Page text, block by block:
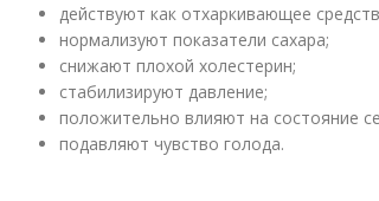
действуют как отхаркивающее
нормализуют показатели сахара;
снижают плохой холестерин;
стабилизируют давление;
положительно влияют на состояние
подавляют чувство голода.